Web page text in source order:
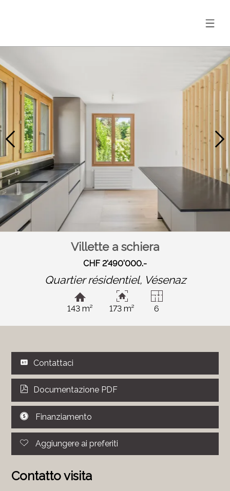
Villette a schiera
CHF 2'490'000.-
Quartier résidentiel, Vésenaz
143 m² 173 m² 6
Contattaci
Documentazione PDF
Finanziamento
Aggiungere ai preferiti
Contatto visita